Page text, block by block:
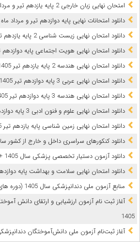
امتحان نهایی زبان خارجی 2 پایه یازدهم تیر و مرداد 1405 + فایل صوتی
دانلود امتحانات نهایی پایه دوازدهم تیر و مرداد ماه 1405
دانلود امتحان نهایی زیست شناسی 2 پایه یازدهم تیر 1405 + پاسخ
دانلود امتحان نهایی هویت اجتماعی پایه دوازدهم تیر 1405 +
دانلود امتحان نهایی هندسه 2 پایه یازدهم تیر 1405 + پاسخ
دانلود امتحان نهایی عربی 3 پایه دوازدهم تیر 1405 + پاسخ
دانلود امتحان نهایی هندسه 3 پایه دوازدهم تیر 1405
دانلود امتحان نهایی علوم و فنون ادبی 3 پایه دوازدهم تیر 1405
دانلود امتحان نهایی زمین شناسی پایه یازدهم تیر 1405
دانلود کنکورهای سراسری داخل و خارج از کشور سالهای 1381
دانلود آزمون دستیار تخصصی پزشکی سال 1405 + کلید نهایی
دانلود امتحان نهایی سلامت و بهداشت پایه دوازدهم تیر
ﻣﻨﺎﺑﻊ آزﻣﻮن ﻣﻠﯽ دندانپزشکی سال 1405 (دوره های 25 و 26)
آغاز ثبت نام آزمون‌ ارزشیابی و ارتقای دانش
1405
آغاز ثبت‌نام آزمون ملی دانش‌آموختگان دندانپزشکی